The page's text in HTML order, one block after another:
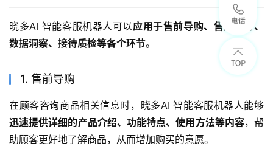
晓多AI 智能客服机器人可以应用于售前导购、售后服务、
数据洞察、接待质检等各个环节。
1. 售前导购
在顾客咨询商品相关信息时，晓多AI 智能客服机器人能够
迅速提供详细的产品介绍、功能特点、使用方法等内容，帮
助顾客更好地了解商品，从而增加购买的意愿。